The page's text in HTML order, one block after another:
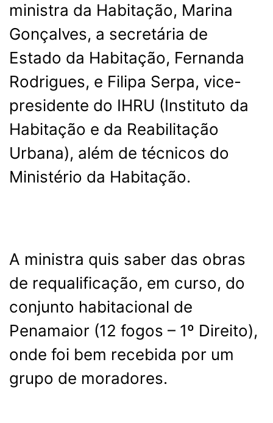
ministra da Habitação, Marina
Gonçalves, a secretária de
Estado da Habitação, Fernanda
Rodrigues, e Filipa Serpa, vice-
presidente do IHRU (Instituto da
Habitação e da Reabilitação
Urbana), além de técnicos do
Ministério da Habitação.
A ministra quis saber das obras
de requalificação, em curso, do
conjunto habitacional de
Penamaior (12 fogos – 1º Direito),
onde foi bem recebida por um
grupo de moradores.